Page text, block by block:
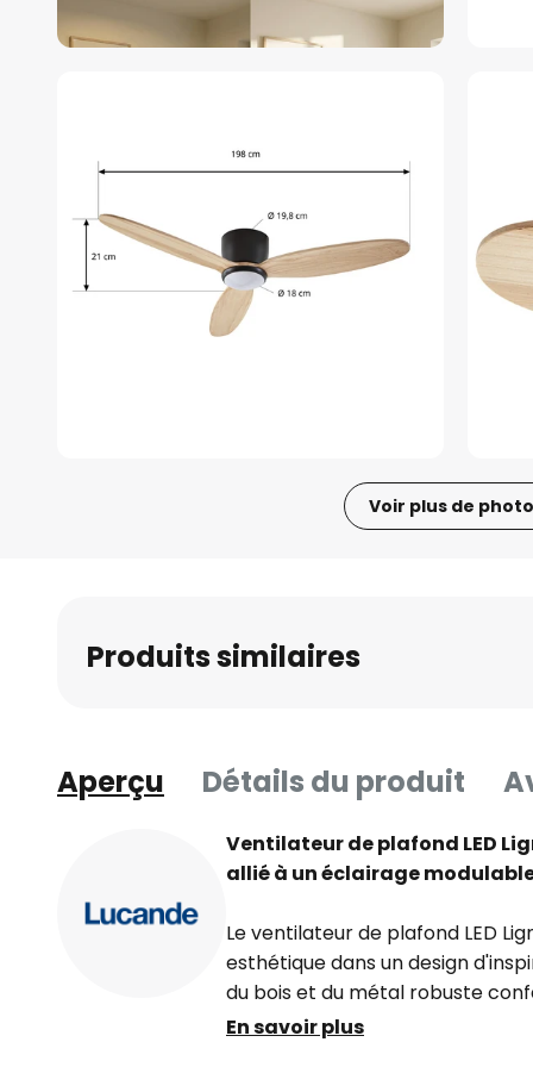
Voir plus de
Produits similaires
Aperçu Détails du produit
Ventilateur de plafond LED
allié à un éclairage
Le ventilateur de plafond LED
esthétique dans un design
du bois et du métal robuste
élégance intemporelle, tandis
En savoir plus